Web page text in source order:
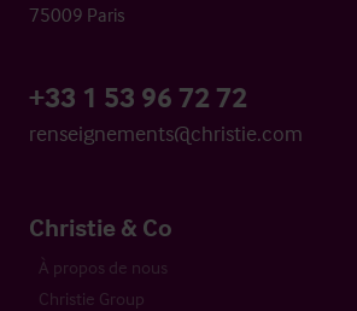
75009 Paris
+33 1 53 96 72 72
renseignements@christie.com
Christie & Co
À propos de nous
Christie Group